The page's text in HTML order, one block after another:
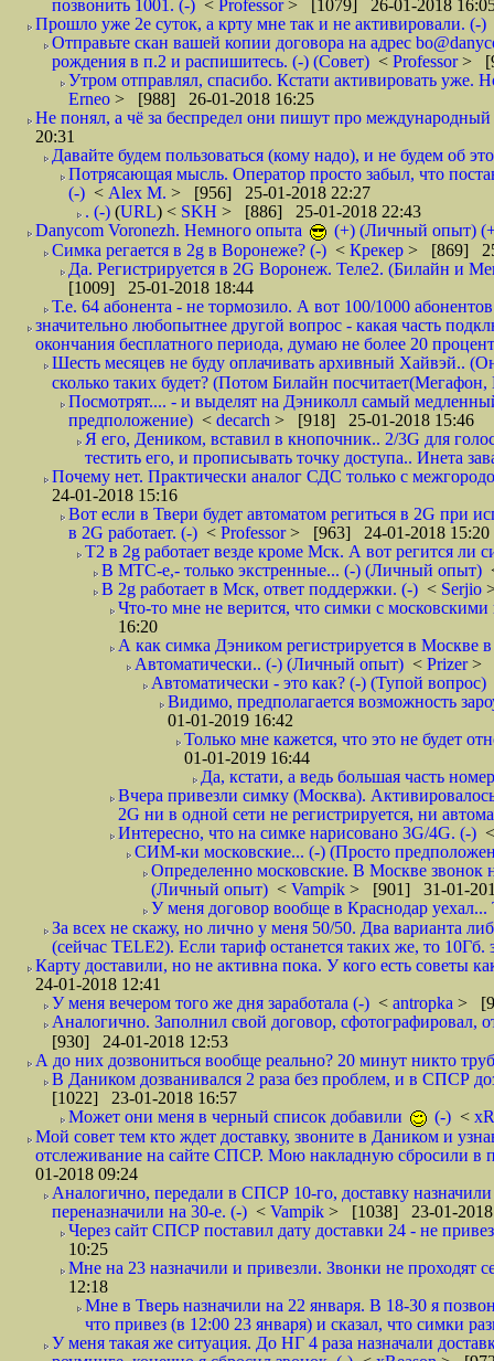
позвонить 1001. (-) < Professor> [1079] 26-01-2018
Прошло уже 2е суток, а крту мне так и не активировали. (-)
Отправьте скан вашей копии договора на адрес
рождения в п.2 и распишитесь. (-) (Совет) < Professor>
Утром отправлял, спасибо. Кстати активировать уже.
Erneo > [988] 26-01-2018 16:25
Не понял, а чё за беспредел они пишут про
20:31
Давайте будем пользоваться (кому надо), и не будем об
Потрясающая мысль. Оператор просто забыл, что
(-) < Alex M. > [956] 25-01-2018 22:27
. (-) (URL) < SKH > [886] 25-01-2018 22:43
Danycom Voronezh. Немного опыта
(+) (Личный опыт)
Симка регается в 2g в Воронеже? (-) < Крекер > [869]
Да. Регистрируется в 2G Воронеж. Теле2. (Билайн и
[1009] 25-01-2018 18:44
Т.е. 64 абонента - не тормозило. А вот 100/1000
значительно любопытнее другой вопрос - какая часть
окончания бесплатного периода, думаю не более 20
Шесть месяцев не буду оплачивать архивный Хайвэй..
сколько таких будет? (Потом Билайн
Посмотрят.... - и выделят на Дэниколл самый
предположение) < decarch > [918] 25-01-2018 15:46
Я его, Деником, вставил в кнопочник.. 2/3G для
тестить его, и прописывать точку доступа.. Инета
Почему нет. Практически аналог СДС только с
24-01-2018 15:16
Вот если в Твери будет автоматом региться в 2G при
в 2G работает. (-) < Professor> [963] 24-01-2018 15:20
T2 в 2g работает везде кроме Мск. А вот регится
В МТС-е,- только экстренные... (-) (Личный опыт)
В 2g работает в Мск, ответ поддержки. (-) < Serjio
Что-то мне не верится, что симки с
16:20
А как симка Дэником регистрируется в Москве
Автоматически.. (-) (Личный опыт) < Prizer>
Автоматически - это как? (-) (Тупой вопрос)
Видимо, предполагается возможность
01-01-2019 16:42
Только мне кажется, что это не будет
01-01-2019 16:44
Да, кстати, а ведь большая часть
Вчера привезли симку (Москва).
2G ни в одной сети не регистрируется, ни
Интересно, что на симке нарисовано 3G/4G. (-)
СИМ-ки московские... (-) (Просто
Определенно московские. В Москве звонок
(Личный опыт) < Vampik > [901] 31-01-
У меня договор вообще в Краснодар
За всех не скажу, но лично у меня 50/50. Два варианта
(сейчас TELE2). Если тариф останется таких же, то
Карту доставили, но не активна пока. У кого есть советы
24-01-2018 12:41
У меня вечером того же дня заработала (-) < antropka >
Аналогично. Заполнил свой договор,
[930] 24-01-2018 12:53
А до них дозвониться вообще реально? 20 минут никто
В Даником дозванивался 2 раза без проблем, и в СПСР
[1022] 23-01-2018 16:57
Может они меня в черный список добавили
(-) <
Мой совет тем кто ждет доставку, звоните в Даником и
отслеживание на сайте СПСР. Мою накладную сбросили
01-2018 09:24
Аналогично, передали в СПСР 10-го, доставку
переназначили на 30-е. (-) < Vampik > [1038] 23-01-2018
Через сайт СПСР поставил дату доставки 24 - не
10:25
Мне на 23 назначили и привезли. Звонки не
12:18
Мне в Тверь назначили на 22 января. В 18-30 я
что привез (в 12:00 23 января) и сказал, что симки
У меня такая же ситуация. До НГ 4 раза назначали